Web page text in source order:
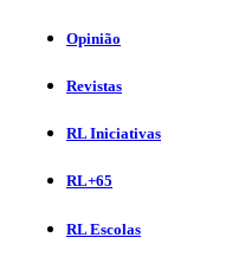
Opinião
Revistas
RL Iniciativas
RL+65
RL Escolas